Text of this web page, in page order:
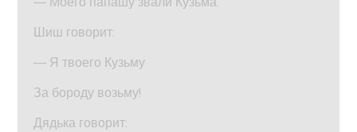
Шиш говорит:
— Я твоего Кузьму
За бороду возьму!
Дядька говорит: